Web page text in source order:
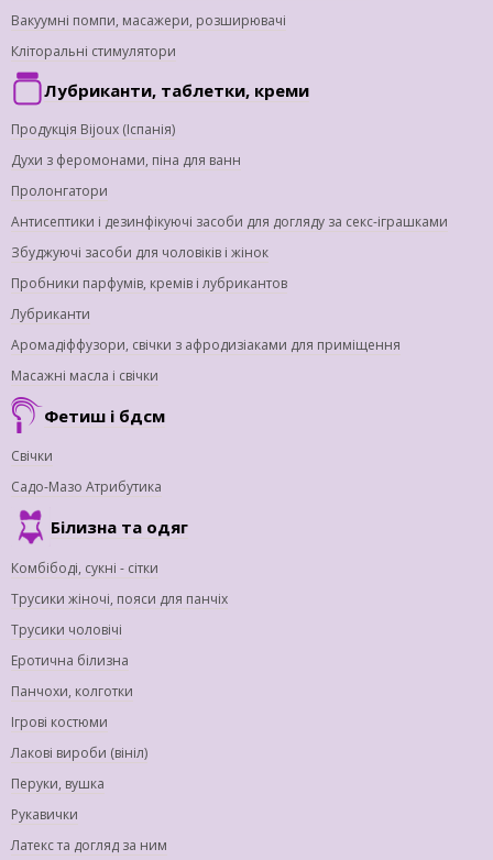
Вакуумні помпи, масажери, розширювачі
Кліторальні стимулятори
Лубриканти, таблетки, креми
Продукція Bijoux (Іспанія)
Духи з феромонами, піна для ванн
Пролонгатори
Антисептики і дезинфікуючі засоби для догляду за секс-іграшками
Збуджуючі засоби для чоловіків і жінок
Пробники парфумів, кремів і лубрикантов
Лубриканти
Аромадіффузори, свічки з афродизіаками для приміщення
Масажні масла і свічки
Фетиш і бдсм
Свічки
Садо-Мазо Атрибутика
Білизна та одяг
Комбібоді, сукні - сітки
Трусики жіночі, пояси для панчіх
Трусики чоловічі
Еротична білизна
Панчохи, колготки
Ігрові костюми
Лакові вироби (вініл)
Перуки, вушка
Рукавички
Латекс та догляд за ним